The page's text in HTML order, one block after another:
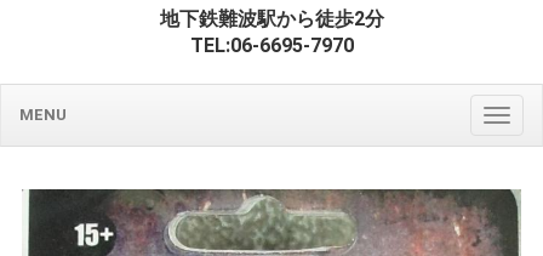
地下鉄難波駅から徒歩2分
TEL:06-6695-7970
MENU